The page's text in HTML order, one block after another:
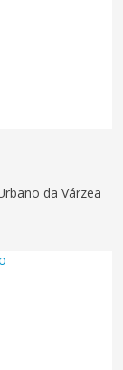
da Várzea